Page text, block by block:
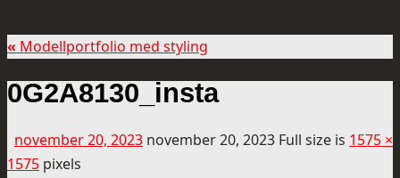
« Modellportfolio med styling
0G2A8130_insta
november 20, 2023 november 20, 2023 Full size is 1575 ×
1575 pixels